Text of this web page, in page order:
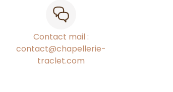
Contact mail :
contact@chapellerie-
traclet.com